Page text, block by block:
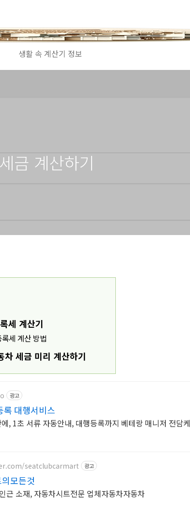
생활 속 계산기 정보
금 계산하기
세 계산기
세 계산 방법
세금 미리 계산하기
광고
록 대행서비스
, 1초 서류 자동안내, 대행등록까지 베테랑 매니저 전담
seatclubcarmart 광고
모든것
근 소재, 자동차시트전문 업체자동차자동차